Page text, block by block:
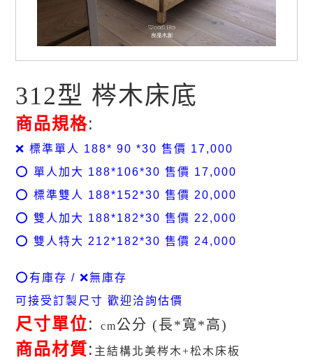
312型 梣木床底
商品規格:
❌ 標準單人 188* 90 *30 售價 17,000
⭕️ 單人加大 188*106*30 售價 17,000
⭕️ 標準雙人 188*152*30 售價 20,000
⭕️ 雙人加大 188*182*30 售價 22,000
⭕️ 雙人特大 212*182*30 售價 24,000
⭕️有庫存 / ❌無庫存
可接受訂製尺寸 歡迎洽詢估價
尺寸單位:cm公分 (長*寬*高)
商品材質: 主結構北美梣木+松木床板